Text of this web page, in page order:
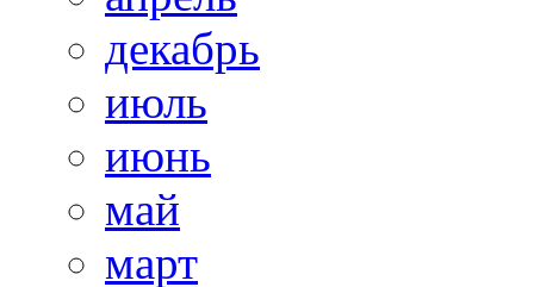
декабрь
июль
июнь
май
март